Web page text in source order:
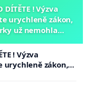
DÍTĚTE ! Výzva
urychleně zákon,
už nemohla
! Výzva
urychleně zákon,
opakovat!